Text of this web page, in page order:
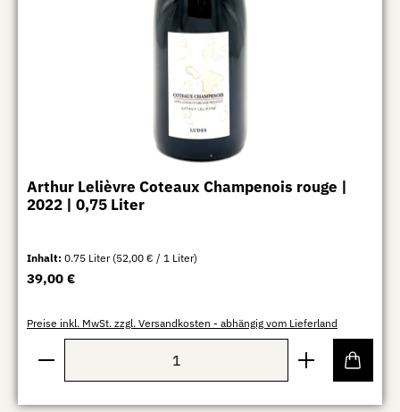
Arthur Lelièvre Coteaux Champenois rouge |
2022 | 0,75 Liter
Inhalt:0.75 Liter (52,00 € / 1 Liter)
Regulärer Preis:
39,00 €
Preise inkl. MwSt. zzgl. Versandkosten - abhängig vom Lieferland
Produkt Anzahl: Gib den gewünschten Wert ein